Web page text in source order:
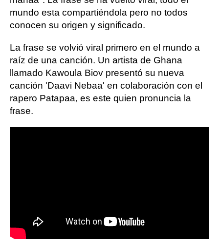
mundo esta compartiéndola pero no todos
conocen su origen y significado.
La frase se volvió viral primero en el mundo a
raíz de una canción. Un artista de Ghana
llamado Kawoula Biov presentó su nueva
canción 'Daavi Nebaa' en colaboración con el
rapero Patapaa, es este quien pronuncia la
frase.